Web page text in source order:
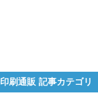
印刷通販 記事カテゴリ